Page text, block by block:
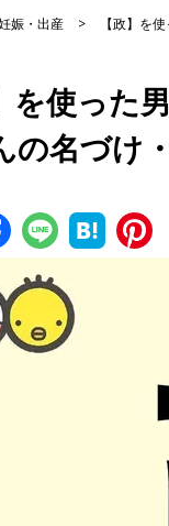
娠・出産 【政】を
を使った
の名づけ